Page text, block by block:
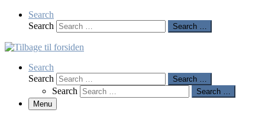
Search
Search
Search …
Search
Search
Search …
Search
Search …
Menu